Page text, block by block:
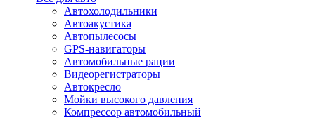
Автохолодильники
Автоакустика
Автопылесосы
GPS-навигаторы
Автомобильные рации
Видеорегистраторы
Автокресло
Мойки высокого давления
Компрессор автомобильный